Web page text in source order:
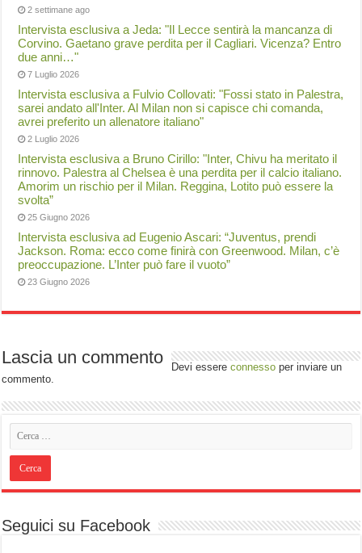
2 settimane ago
Intervista esclusiva a Jeda: "Il Lecce sentirà la mancanza di
Corvino. Gaetano grave perdita per il Cagliari. Vicenza? Entro
due anni…"
7 Luglio 2026
Intervista esclusiva a Fulvio Collovati: "Fossi stato in Palestra,
sarei andato all'Inter. Al Milan non si capisce chi comanda,
avrei preferito un allenatore italiano"
2 Luglio 2026
Intervista esclusiva a Bruno Cirillo: "Inter, Chivu ha meritato il
rinnovo. Palestra al Chelsea è una perdita per il calcio italiano.
Amorim un rischio per il Milan. Reggina, Lotito può essere la
svolta”
25 Giugno 2026
Intervista esclusiva ad Eugenio Ascari: “Juventus, prendi
Jackson. Roma: ecco come finirà con Greenwood. Milan, c’è
preoccupazione. L’Inter può fare il vuoto”
23 Giugno 2026
Lascia un commento Devi essereconnesso per inviare un
commento.
Seguici su Facebook